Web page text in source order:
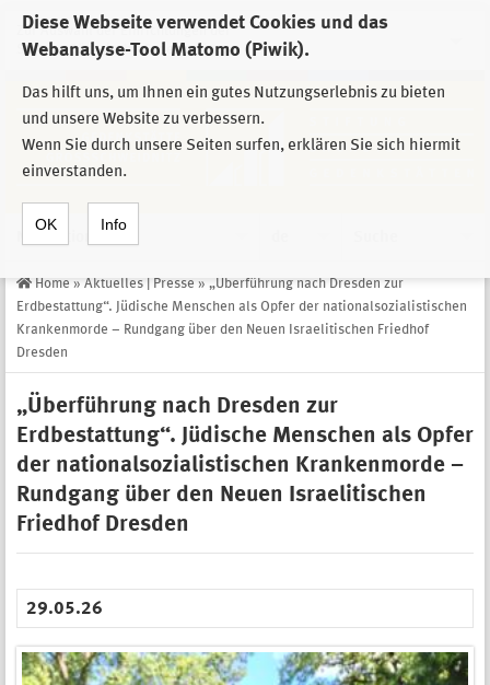
Diese Webseite verwendet Cookies und das
Webanalyse-Tool Matomo (Piwik).
Das hilft uns, um Ihnen ein gutes Nutzungserlebnis zu bieten
und unsere Website zu verbessern.
Wenn Sie durch unsere Seiten surfen, erklären Sie sich hiermit
einverstanden.
OK Info
Zur Auswahl der Einrichtungen der
Stiftung Sächsische Gedenkstätten
Home » Aktuelles | Presse » „Überführung nach Dresden zur
Erdbestattung“. Jüdische Menschen als Opfer der nationalsozialistischen
Krankenmorde – Rundgang über den Neuen Israelitischen Friedhof
Dresden
„Überführung nach Dresden zur
Erdbestattung“. Jüdische Menschen als Opfer
der nationalsozialistischen Krankenmorde –
Rundgang über den Neuen Israelitischen
Friedhof Dresden
29.05.26